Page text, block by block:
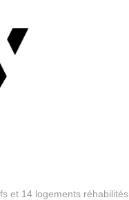
et 14 logements réhabilités